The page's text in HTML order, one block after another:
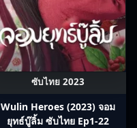
ซับไทย 2023
Wulin Heroes (2023) จอม
ยุทธ์บู๊ลิ้ม ซับไทย Ep1-22